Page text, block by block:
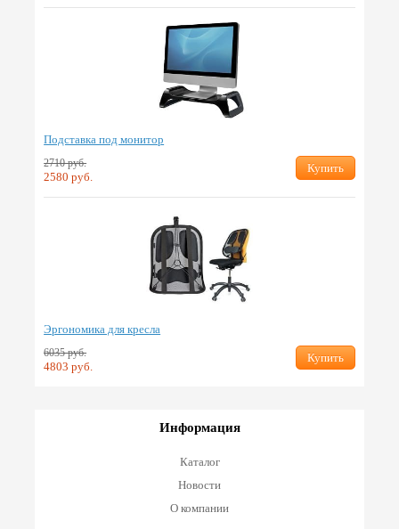
Подставка под монитор
2710 руб.
2580 руб.
Купить
Эргономика для кресла
6035 руб.
4803 руб.
Купить
Информация
Каталог
Новости
О компании